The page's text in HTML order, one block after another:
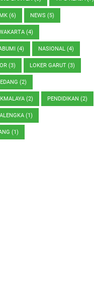
(6) NEWS (5)
(4)
(4) NASIONAL (4)
(3) LOKER GARUT (3)
(2)
(2) PENDIDIKAN (2)
(1)
(1)